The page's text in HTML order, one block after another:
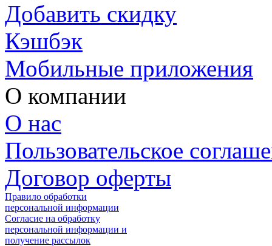
Добавить скидку
Кэшбэк
Мобильные приложения
О компании
О нас
Пользовательское
Договор оферты
Правило обработки
персональной информации
Согласие на обработку
персональной информации и
получение рассылок